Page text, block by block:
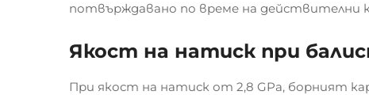
потвърждавано по време на действителни
Якост на натиск при
При якост на натиск от 2,8 GPa, борният